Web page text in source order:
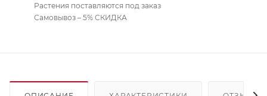
Растения поставляются под заказ
Самовывоз – 5% СКИДКА